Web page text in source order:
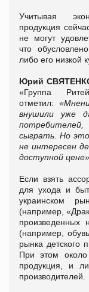
Учитывая
продукция
не могут
что
либо его низкой
Юрий
«Группа
отметил:
внушили уже
сыграть. Но
не интересен
доступной цене».
Если взять
для ухода и
украинском
(например,
произведенных
(например,
рынка детского
При этом
продукция, и
производителей.